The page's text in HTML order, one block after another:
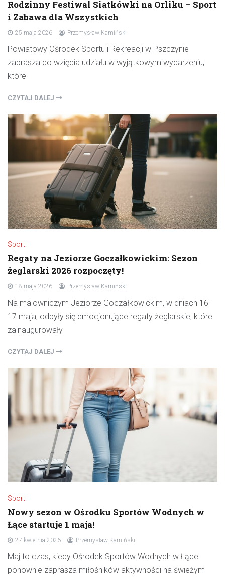
Rodzinny Festiwal Siatkówki na Orliku – Sport
i Zabawa dla Wszystkich
25 maja 2026 Przemysław Kamiński
Powiatowy Ośrodek Sportu i Rekreacji w Pszczynie
zaprasza do wzięcia udziału w wyjątkowym wydarzeniu,
które
CZYTAJ DALEJ
Sport
Regaty na Jeziorze Goczałkowickim: Sezon
żeglarski 2026 rozpoczęty!
18 maja 2026 Przemysław Kamiński
Na malowniczym Jeziorze Goczałkowickim, w dniach 16-
17 maja, odbyły się emocjonujące regaty żeglarskie, które
zainaugurowały
CZYTAJ DALEJ
Sport
Nowy sezon w Ośrodku Sportów Wodnych w
Łące startuje 1 maja!
27 kwietnia 2026 Przemysław Kamiński
Maj to czas, kiedy Ośrodek Sportów Wodnych w Łące
ponownie zaprasza miłośników aktywności na świeżym